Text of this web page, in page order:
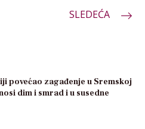
PaginacijaSLEDEĆA
povećao zagađenje u Sremskoj
dim i smrad i u susedne